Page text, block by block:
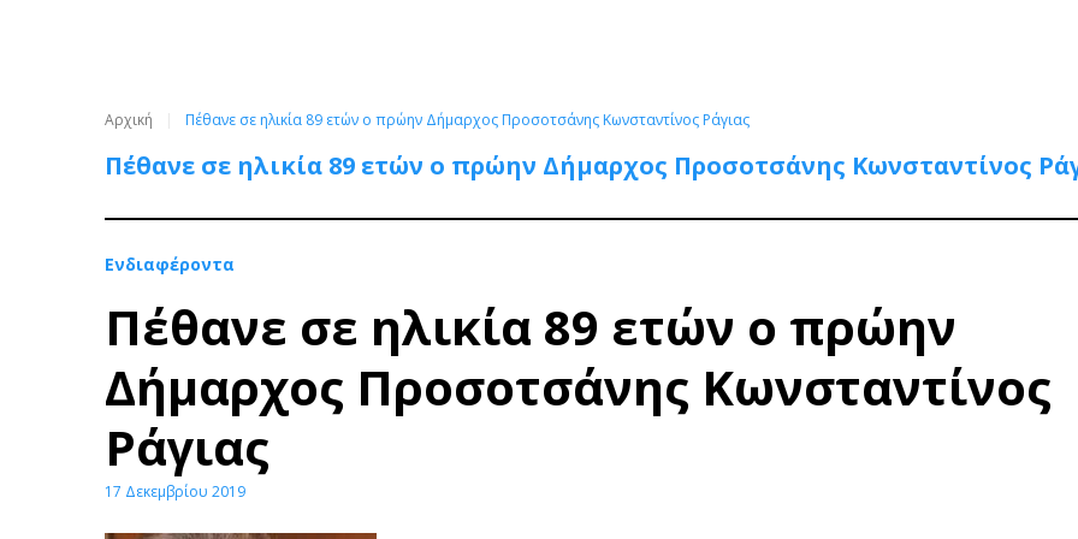
Αρχική Πέθανε σε ηλικία 89 ετών ο πρώην Δήμαρχος Προσοτσάνης Κωνσταντίνος Ράγιας
Πέθανε σε ηλικία 89 ετών ο πρώην Δήμαρχος Προσοτσάνης Κωνσταντίνος
Ενδιαφέροντα
Πέθανε σε ηλικία 89 ετών ο πρώην
Δήμαρχος Προσοτσάνης Κωνσταντίνος
Ράγιας
17 Δεκεμβρίου 2019